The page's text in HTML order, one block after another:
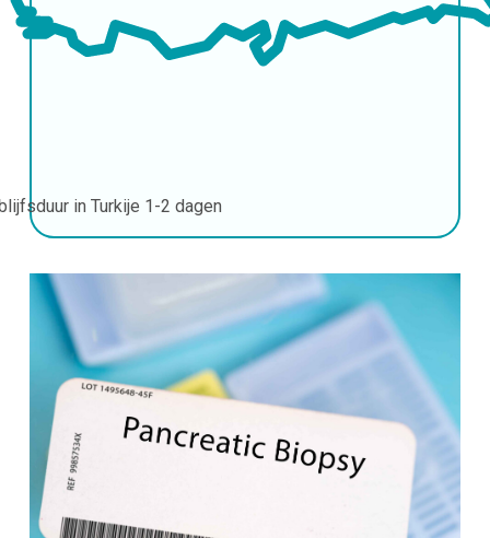
in Turkije 1-2 dagen